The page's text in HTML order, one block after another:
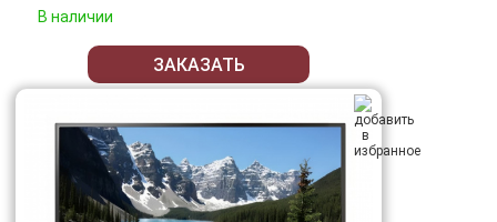
В наличии
ЗАКАЗАТЬ